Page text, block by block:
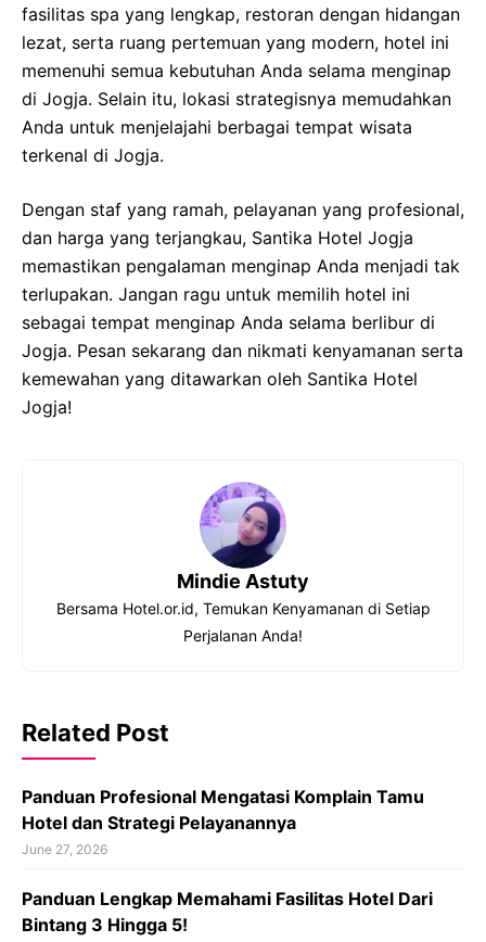
fasilitas spa yang lengkap, restoran dengan hidangan
lezat, serta ruang pertemuan yang modern, hotel ini
memenuhi semua kebutuhan Anda selama menginap
di Jogja. Selain itu, lokasi strategisnya memudahkan
Anda untuk menjelajahi berbagai tempat wisata
terkenal di Jogja.
Dengan staf yang ramah, pelayanan yang profesional,
dan harga yang terjangkau, Santika Hotel Jogja
memastikan pengalaman menginap Anda menjadi tak
terlupakan. Jangan ragu untuk memilih hotel ini
sebagai tempat menginap Anda selama berlibur di
Jogja. Pesan sekarang dan nikmati kenyamanan serta
kemewahan yang ditawarkan oleh Santika Hotel
Jogja!
Mindie Astuty
Bersama Hotel.or.id, Temukan Kenyamanan di Setiap
Perjalanan Anda!
Related Post
Panduan Profesional Mengatasi Komplain Tamu
Hotel dan Strategi Pelayanannya
June 27, 2026
Panduan Lengkap Memahami Fasilitas Hotel Dari
Bintang 3 Hingga 5!